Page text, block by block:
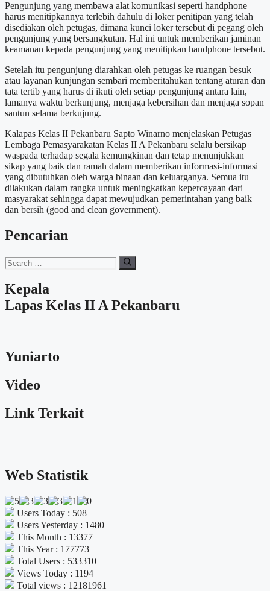
Pengunjung yang membawa alat komunikasi seperti handphone
harus menitipkannya terlebih dahulu di loker penitipan yang telah
disediakan oleh petugas, dimana kunci loker tersebut di pegang oleh
pengunjung yang bersangkutan. Hal ini untuk memberikan jaminan
keamanan kepada pengunjung yang menitipkan handphone tersebut.
Setelah itu pengunjung diarahkan oleh petugas ke ruangan besuk
atau layanan kunjungan sembari memberitahukan tentang aturan dan
tata tertib yang harus di ikuti oleh setiap pengunjung antara lain,
lamanya waktu berkunjung, menjaga kebersihan dan menjaga sopan
santun selama berkujung.
Kalapas Kelas II Pekanbaru Sapto Winarno menjelaskan Petugas
Lembaga Pemasyarakatan Kelas II A Pekanbaru selalu bersikap
waspada terhadap segala kemungkinan dan tetap menunjukkan
sikap yang baik dan ramah dalam memberikan informasi-informasi
yang dibutuhkan oleh warga binaan dan keluarganya. Semua itu
dilakukan dalam rangka untuk meningkatkan kepercayaan dari
masyarakat sehingga dapat mewujudkan pemerintahan yang baik
dan bersih (good and clean government).
Pencarian
Search
for:
Kepala
Lapas Kelas II A Pekanbaru
Yuniarto
Video
Link Terkait
Web Statistik
Users Today : 508
Users Yesterday : 1480
This Month : 13377
This Year : 177773
Total Users : 533310
Views Today : 1194
Total views : 12181961